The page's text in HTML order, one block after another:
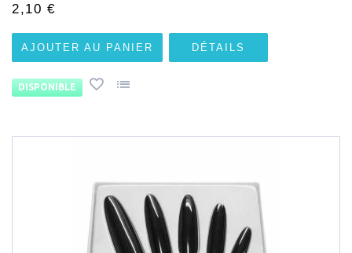
2,10 €
AJOUTER AU PANIER DÉTAILS
DISPONIBLE